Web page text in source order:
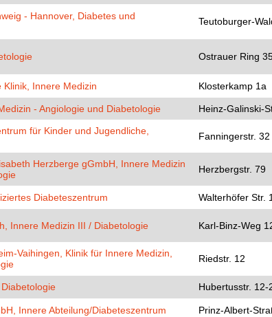
- Hannover, Diabetes und
Teutoburger-
Ostrauer Ring
Klinik, Innere Medizin Klosterkamp 1a
- Angiologie und Diabetologie Heinz-Galinski-
für Kinder und Jugendliche,
Fanningerstr. 32
Herzberge gGmbH, Innere Medizin
Herzbergstr. 79
Diabeteszentrum Walterhöfer Str.
Innere Medizin III / Diabetologie Karl-Binz-Weg
Vaihingen, Klinik für Innere Medizin,
Riedstr. 12
Hubertusstr. 12-
Innere Abteilung/Diabeteszentrum Prinz-Albert-